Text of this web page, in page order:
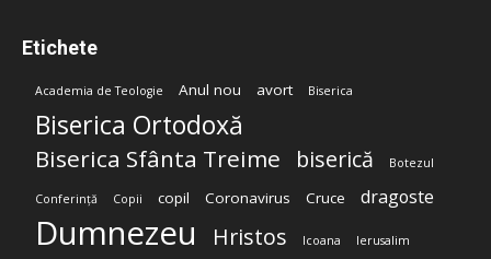
Etichete
Academia de Teologie Anul nou avort Biserica
Biserica Ortodoxă
Biserica Sfânta Treime biserică Botezul
Conferință Copii copil Coronavirus Cruce dragoste
Dumnezeu Hristos Icoana Ierusalim